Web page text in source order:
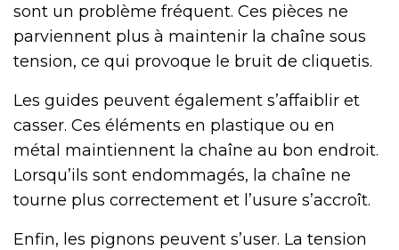
sont un problème fréquent. Ces pièces ne
parviennent plus à maintenir la chaîne sous
tension, ce qui provoque le bruit de cliquetis.
Les guides peuvent également s’affaiblir et
casser. Ces éléments en plastique ou en
métal maintiennent la chaîne au bon endroit.
Lorsqu’ils sont endommagés, la chaîne ne
tourne plus correctement et l’usure s’accroît.
Enfin, les pignons peuvent s’user. La tension